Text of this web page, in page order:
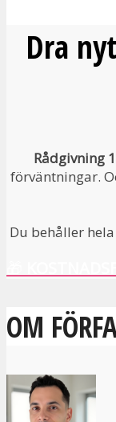
Dra
Rådgivning
förväntningar.
Du behåller
OM